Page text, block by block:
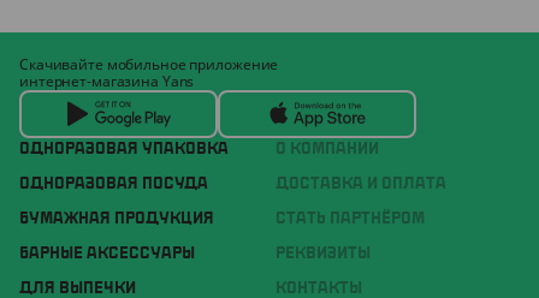
ОДНОРАЗОВАЯ УПАКОВКА
ОДНОРАЗОВАЯ ПОСУДА
БУМАЖНАЯ ПРОДУКЦИЯ
БАРНЫЕ АКСЕССУАРЫ
ДЛЯ ВЫПЕЧКИ
О КОМПАНИИ
ДОСТАВКА И ОПЛАТА
СТАТЬ ПАРТНЁРОМ
РЕКВИЗИТЫ
КОНТАКТЫ
Скачивайте мобильное приложение
интернет-магазина Yans